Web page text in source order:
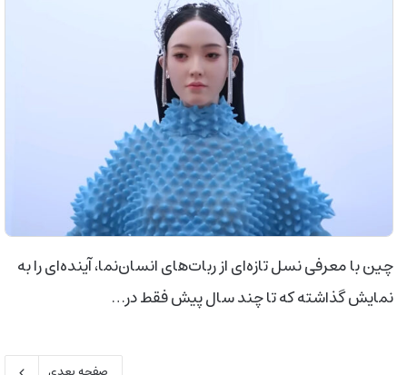
چین با معرفی نسل تازه‌ای از ربات‌های انسان‌نما، آینده‌ای را به
نمایش گذاشته که تا چند سال پیش فقط در…